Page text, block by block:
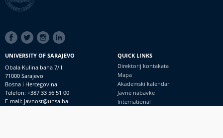
SOCIAL
LINKS
UNIVERSITY OF SARAJEVO
Obala Kulina bana 7/II
71000 Sarajevo
Bosna i Hercegovina
Telefon: +387 33 56 51 00
E-mail: javnost@unsa.ba
QUICK LINKS
Direktorij kontakata
Mapa
Akademski kalendar
Javne nabavke
International